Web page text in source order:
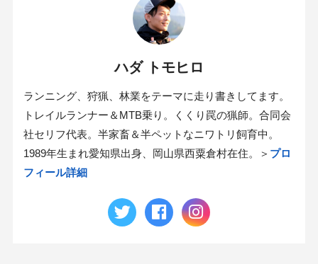
ハダ トモヒロ
ランニング、狩猟、林業をテーマに走り書きしてます。
トレイルランナー＆MTB乗り。くくり罠の猟師。合同会
社セリフ代表。半家畜＆半ペットなニワトリ飼育中。
1989年生まれ愛知県出身、岡山県西粟倉村在住。＞ プロ
フィール詳細